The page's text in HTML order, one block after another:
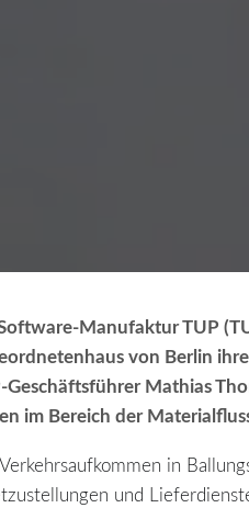
Manufaktur TUP
von Berlin
Geschäftsführer Mathias
im Bereich der
in
und